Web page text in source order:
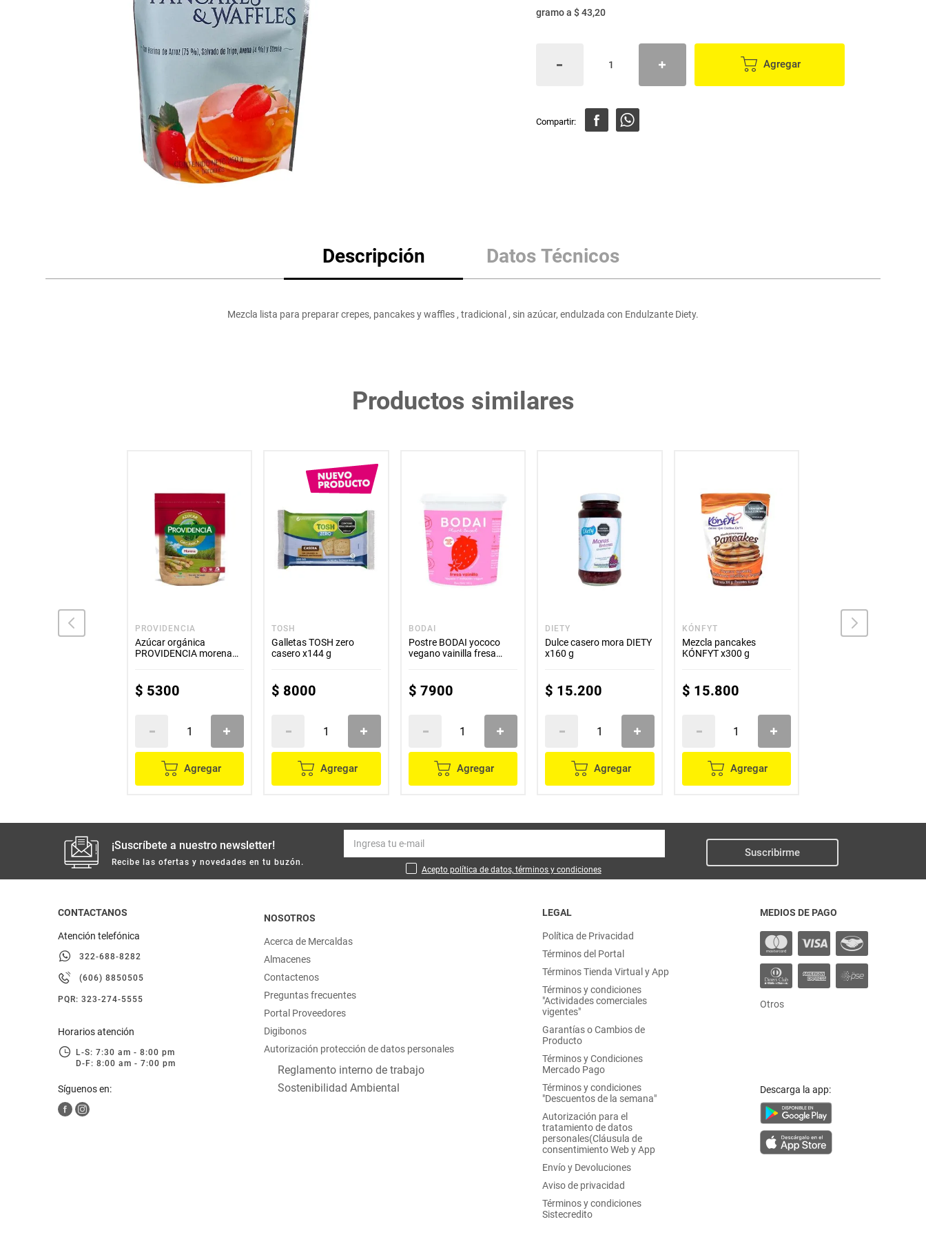
lácteos y refrigerados
otros
gramoa $ 43,20
Agregar
Descripción Datos Técnicos
Mezcla lista para preparar crepes, pancakes y waffles , tradicional , sin azúcar, endulzada con Endulzante Diety.
Productos similares
PROVIDENCIA
Azúcar orgánica
PROVIDENCIA morena
$ 5300
Agregar
TOSH
Galletas TOSH zero
casero x144 g
$ 8000
Agregar
BODAI
Postre BODAI yococo
vegano vainilla fresa
$ 7900
Agregar
DIETY
Dulce casero mora DIETY
x160 g
$ 15.200
Agregar
KÓNFYT
Mezcla pancakes
KÓNFYT x300 g
$ 15.800
Agregar
KÓNFYT
¡Suscríbete a nuestro newsletter!
Recibe las ofertas y novedades en tu buzón.
Acepto política de datos, términos y condiciones
Suscribirme
CONTACTANOS
Atención telefónica
322-688-8282
(606) 8850505
PQR: 323-274-5555
Horarios atención
L-S: 7:30 am - 8:00 pm
D-F: 8:00 am - 7:00 pm
Síguenos en:
NOSOTROS
Acerca de Mercaldas
Almacenes
Contactenos
Preguntas frecuentes
Portal Proveedores
Digibonos
Autorización protección de datos personales
Reglamento interno de trabajo
Sostenibilidad Ambiental
LEGAL
Política de Privacidad
Términos del Portal
Términos Tienda Virtual y App
Términos y condiciones
"Actividades comerciales
vigentes"
Garantías o Cambios de
Producto
Términos y Condiciones
Mercado Pago
Términos y condiciones
"Descuentos de la semana"
Autorización para el
tratamiento de datos
personales(Cláusula de
consentimiento Web y App
Envío y Devoluciones
Aviso de privacidad
Términos y condiciones
Sistecredito
MEDIOS DE PAGO
Otros
Descarga la app:
Mantequilla